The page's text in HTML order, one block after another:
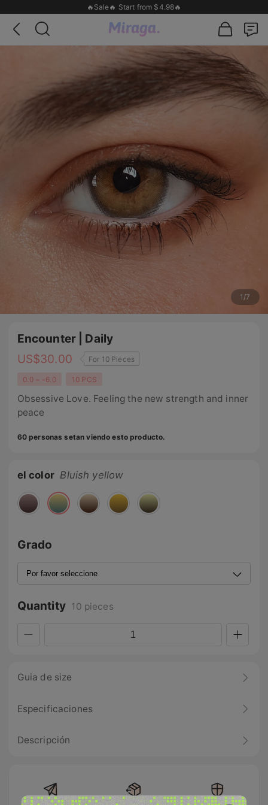
🔥Sale🔥 Start from $4.98🔥
1 /7
Encounter | Daily
US$30.00 For 10 Pieces
0.0 ~ -6.0 10 PCS
Obsessive Love. Feeling the new strength and inner
peace
60 personas setan viendo esto producto.
el color Bluish yellow
Grado
Quantity 10 pieces
Guia de size
Especificaciones
Descripción